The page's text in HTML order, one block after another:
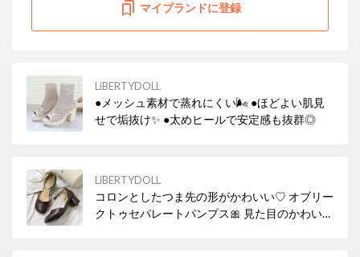
マイブランドに登録
LiBERTYDOLL
●メッシュ素材で蒸れにくい🌬 ●ほどよい肌見
せで垢抜け✨ ●太めヒールで安定感も抜群◎
LiBERTYDOLL
コロンとしたつま先の形がかわいい♡ オブリー
クトゥセパレートパンプス🎀 見た目のかわいさ